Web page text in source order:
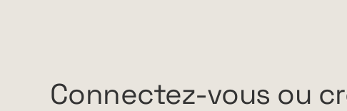
Connectez-vous ou